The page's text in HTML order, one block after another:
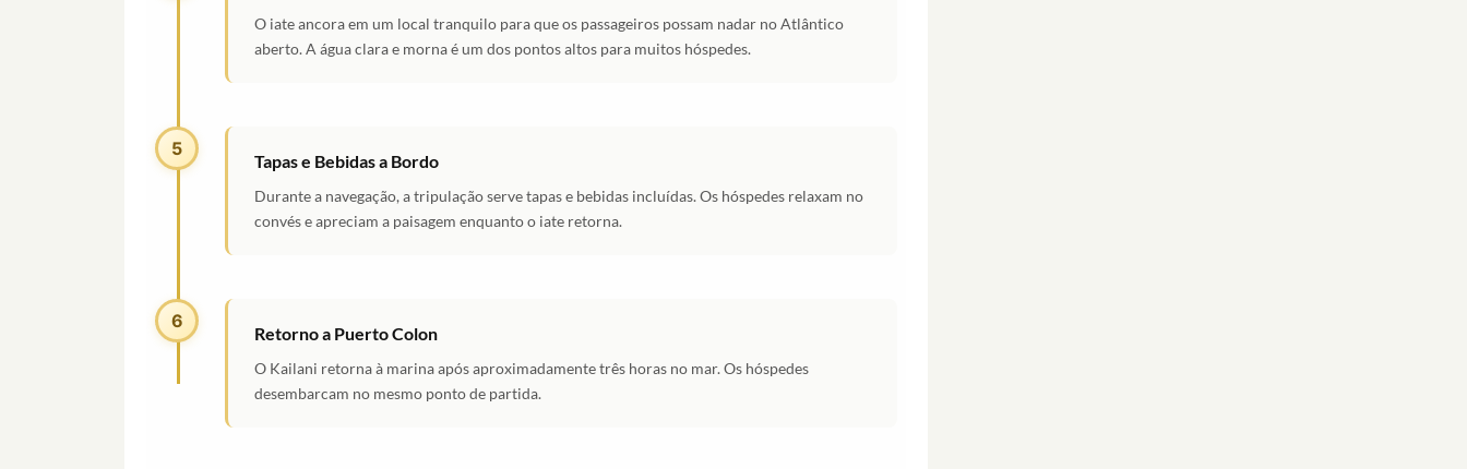
O iate ancora em um local tranquilo para que os passageiros possam nadar no Atlântico
aberto. A água clara e morna é um dos pontos altos para muitos hóspedes.
5
Tapas e Bebidas a Bordo
Durante a navegação, a tripulação serve tapas e bebidas incluídas. Os hóspedes relaxam no
convés e apreciam a paisagem enquanto o iate retorna.
6
Retorno a Puerto Colon
O Kailani retorna à marina após aproximadamente três horas no mar. Os hóspedes
desembarcam no mesmo ponto de partida.